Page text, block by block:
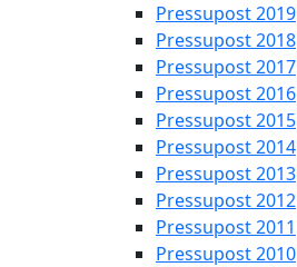
Pressupost 2019
Pressupost 2018
Pressupost 2017
Pressupost 2016
Pressupost 2015
Pressupost 2014
Pressupost 2013
Pressupost 2012
Pressupost 2011
Pressupost 2010